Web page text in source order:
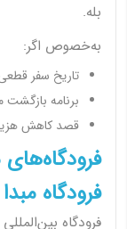
بله.
به‌خصوص اگر:
تاریخ سفر
برنامه
قصد کاهش
فرودگاه مبدا
فرودگاه